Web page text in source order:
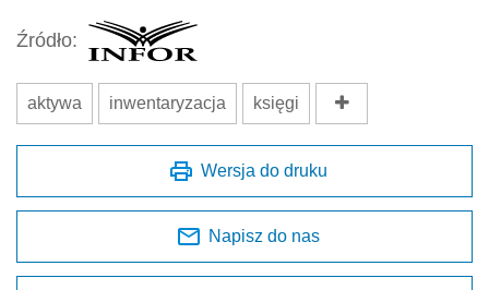
Źródło:
aktywa inwentaryzacja księgi
Wersja do druku
Napisz do nas